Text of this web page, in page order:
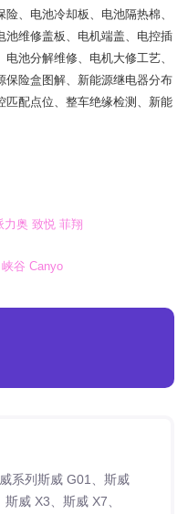
、电池冷却板、电池隔热棉、
池维修盖板、电机端盖、电控插
池分解维修、电机大修工艺、
保险盒图解、新能源继电器分布
匹配点位、整车绝缘检测、新能
力奥 致悦 菲翔
谷 Canyo
系列斯威 G01、斯威
威 X3、斯威 X7、